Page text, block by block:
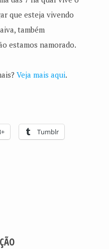
que esteja vivendo
também
estamos namorado.
Veja mais aqui.
Tumblr